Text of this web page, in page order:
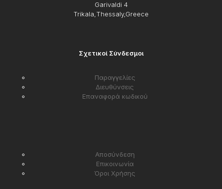
Garivaldi 4
Trikala,Thessaly,Greece
Σχετικοί Σύνδεσμοι
Παραγγελίες
Διευθύνσεις
Επαναφορά κωδικού
Αποσύνδεση
Επικοινωνία
Όροι Χρήσης